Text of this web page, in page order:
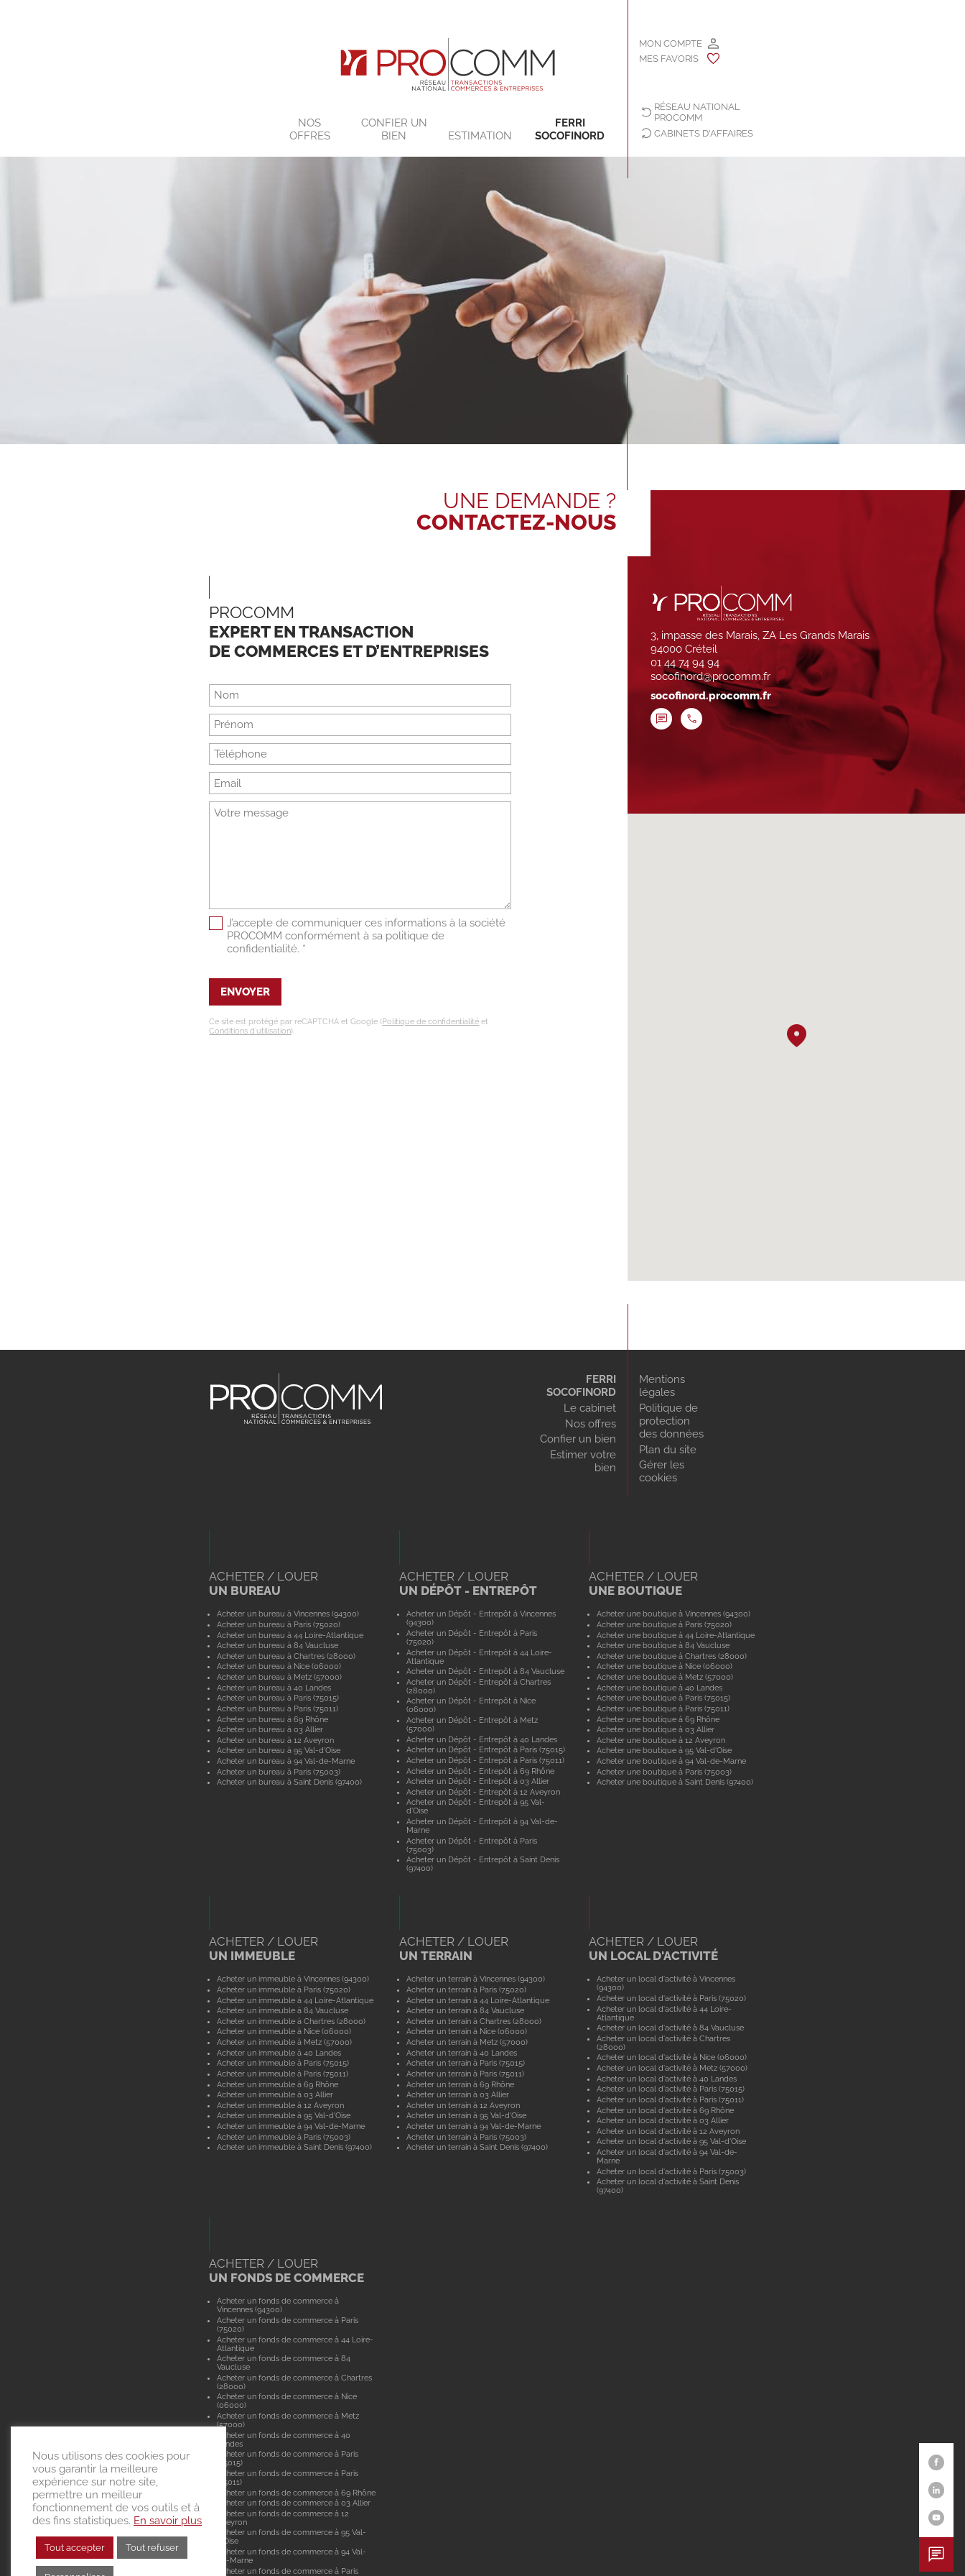
NOS
OFFRES
CONFIER UN
BIEN
ESTIMATION
FERRI
SOCOFINORD
MON COMPTE
MES FAVORIS
RÉSEAU NATIONAL
PROCOMM
CABINETS D'AFFAIRES
UNE DEMANDE ?
CONTACTEZ-NOUS
PROCOMM
EXPERT EN TRANSACTION
DE COMMERCES ET D’ENTREPRISES
J’accepte de communiquer ces informations à la société
PROCOMM conformément à sa politique de
confidentialité. *
ENVOYER
Ce site est protégé par reCAPTCHA et Google (Politique de confidentialité et
Conditions d’utilisation).
3, impasse des Marais, ZA Les Grands Marais
94000 Créteil
01 44 74 94 94
socofinord@procomm.fr
socofinord.procomm.fr
FERRI
SOCOFINORD
Le cabinet
Nos offres
Confier un bien
Estimer votre
bien
Mentions
légales
Politique de
protection
des données
Plan du site
Gérer les
cookies
ACHETER / LOUER
UN BUREAU
Acheter un bureau à Vincennes (94300)
Acheter un bureau à Paris (75020)
Acheter un bureau à 44 Loire-Atlantique
Acheter un bureau à 84 Vaucluse
Acheter un bureau à Chartres (28000)
Acheter un bureau à Nice (06000)
Acheter un bureau à Metz (57000)
Acheter un bureau à 40 Landes
Acheter un bureau à Paris (75015)
Acheter un bureau à Paris (75011)
Acheter un bureau à 69 Rhône
Acheter un bureau à 03 Allier
Acheter un bureau à 12 Aveyron
Acheter un bureau à 95 Val-d'Oise
Acheter un bureau à 94 Val-de-Marne
Acheter un bureau à Paris (75003)
Acheter un bureau à Saint Denis (97400)
ACHETER / LOUER
UN DÉPÔT - ENTREPÔT
Acheter un Dépôt - Entrepôt à Vincennes
(94300)
Acheter un Dépôt - Entrepôt à Paris
(75020)
Acheter un Dépôt - Entrepôt à 44 Loire-
Atlantique
Acheter un Dépôt - Entrepôt à 84 Vaucluse
Acheter un Dépôt - Entrepôt à Chartres
(28000)
Acheter un Dépôt - Entrepôt à Nice
(06000)
Acheter un Dépôt - Entrepôt à Metz
(57000)
Acheter un Dépôt - Entrepôt à 40 Landes
Acheter un Dépôt - Entrepôt à Paris (75015)
Acheter un Dépôt - Entrepôt à Paris (75011)
Acheter un Dépôt - Entrepôt à 69 Rhône
Acheter un Dépôt - Entrepôt à 03 Allier
Acheter un Dépôt - Entrepôt à 12 Aveyron
Acheter un Dépôt - Entrepôt à 95 Val-
d'Oise
Acheter un Dépôt - Entrepôt à 94 Val-de-
Marne
Acheter un Dépôt - Entrepôt à Paris
(75003)
Acheter un Dépôt - Entrepôt à Saint Denis
(97400)
ACHETER / LOUER
UNE BOUTIQUE
Acheter une boutique à Vincennes (94300)
Acheter une boutique à Paris (75020)
Acheter une boutique à 44 Loire-Atlantique
Acheter une boutique à 84 Vaucluse
Acheter une boutique à Chartres (28000)
Acheter une boutique à Nice (06000)
Acheter une boutique à Metz (57000)
Acheter une boutique à 40 Landes
Acheter une boutique à Paris (75015)
Acheter une boutique à Paris (75011)
Acheter une boutique à 69 Rhône
Acheter une boutique à 03 Allier
Acheter une boutique à 12 Aveyron
Acheter une boutique à 95 Val-d'Oise
Acheter une boutique à 94 Val-de-Marne
Acheter une boutique à Paris (75003)
Acheter une boutique à Saint Denis (97400)
ACHETER / LOUER
UN IMMEUBLE
Acheter un immeuble à Vincennes (94300)
Acheter un immeuble à Paris (75020)
Acheter un immeuble à 44 Loire-Atlantique
Acheter un immeuble à 84 Vaucluse
Acheter un immeuble à Chartres (28000)
Acheter un immeuble à Nice (06000)
Acheter un immeuble à Metz (57000)
Acheter un immeuble à 40 Landes
Acheter un immeuble à Paris (75015)
Acheter un immeuble à Paris (75011)
Acheter un immeuble à 69 Rhône
Acheter un immeuble à 03 Allier
Acheter un immeuble à 12 Aveyron
Acheter un immeuble à 95 Val-d'Oise
Acheter un immeuble à 94 Val-de-Marne
Acheter un immeuble à Paris (75003)
Acheter un immeuble à Saint Denis (97400)
ACHETER / LOUER
UN TERRAIN
Acheter un terrain à Vincennes (94300)
Acheter un terrain à Paris (75020)
Acheter un terrain à 44 Loire-Atlantique
Acheter un terrain à 84 Vaucluse
Acheter un terrain à Chartres (28000)
Acheter un terrain à Nice (06000)
Acheter un terrain à Metz (57000)
Acheter un terrain à 40 Landes
Acheter un terrain à Paris (75015)
Acheter un terrain à Paris (75011)
Acheter un terrain à 69 Rhône
Acheter un terrain à 03 Allier
Acheter un terrain à 12 Aveyron
Acheter un terrain à 95 Val-d'Oise
Acheter un terrain à 94 Val-de-Marne
Acheter un terrain à Paris (75003)
Acheter un terrain à Saint Denis (97400)
ACHETER / LOUER
UN LOCAL D'ACTIVITÉ
Acheter un local d'activité à Vincennes
(94300)
Acheter un local d'activité à Paris (75020)
Acheter un local d'activité à 44 Loire-
Atlantique
Acheter un local d'activité à 84 Vaucluse
Acheter un local d'activité à Chartres
(28000)
Acheter un local d'activité à Nice (06000)
Acheter un local d'activité à Metz (57000)
Acheter un local d'activité à 40 Landes
Acheter un local d'activité à Paris (75015)
Acheter un local d'activité à Paris (75011)
Acheter un local d'activité à 69 Rhône
Acheter un local d'activité à 03 Allier
Acheter un local d'activité à 12 Aveyron
Acheter un local d'activité à 95 Val-d'Oise
Acheter un local d'activité à 94 Val-de-
Marne
Acheter un local d'activité à Paris (75003)
Acheter un local d'activité à Saint Denis
(97400)
ACHETER / LOUER
UN FONDS DE COMMERCE
Acheter un fonds de commerce à
Vincennes (94300)
Acheter un fonds de commerce à Paris
(75020)
Acheter un fonds de commerce à 44 Loire-
Atlantique
Acheter un fonds de commerce à 84
Vaucluse
Acheter un fonds de commerce à Chartres
(28000)
Acheter un fonds de commerce à Nice
(06000)
Acheter un fonds de commerce à Metz
(57000)
Acheter un fonds de commerce à 40
Landes
Acheter un fonds de commerce à Paris
(75015)
Acheter un fonds de commerce à Paris
(75011)
Acheter un fonds de commerce à 69 Rhône
Acheter un fonds de commerce à 03 Allier
Acheter un fonds de commerce à 12
Aveyron
Acheter un fonds de commerce à 95 Val-
d'Oise
Acheter un fonds de commerce à 94 Val-
de-Marne
Acheter un fonds de commerce à Paris
Nous utilisons des cookies pour
vous garantir la meilleure
expérience sur notre site,
permettre un meilleur
fonctionnement de vos outils et à
des fins statistiques. En savoir plus
Tout accepter Tout refuser